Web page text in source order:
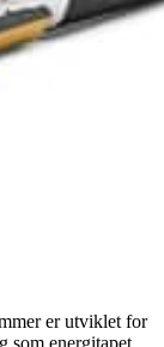
er utviklet for
som energitapet